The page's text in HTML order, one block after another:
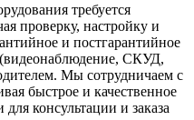
требуется
проверку, настройку и
и постгарантийное
СКУД,
Мы сотрудничаем с
быстрое и качественное
консультации и заказа